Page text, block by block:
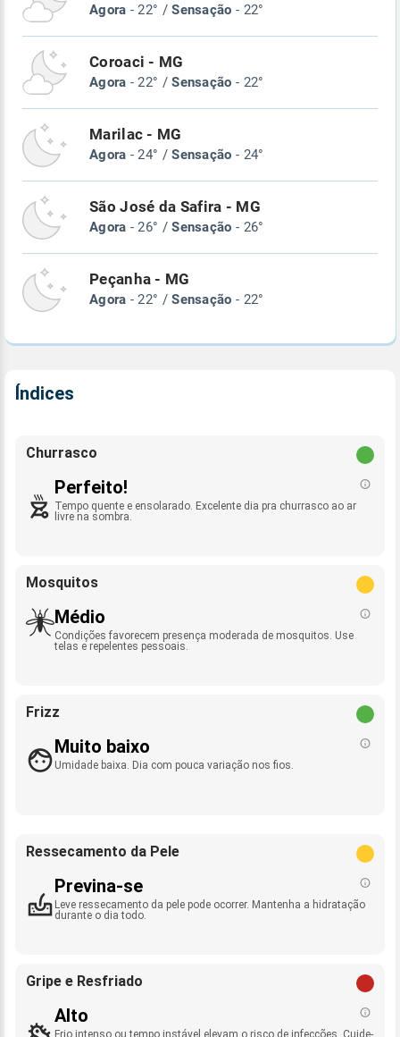
Agora - 22° /Sensação - 22°
Coroaci - MG
Agora - 22° /Sensação - 22°
Marilac - MG
Agora - 24° /Sensação - 24°
São José da Safira - MG
Agora - 26° /Sensação - 26°
Peçanha - MG
Agora - 22° /Sensação - 22°
Índices
Churrasco
Perfeito!
Tempo quente e ensolarado. Excelente dia pra churrasco ao ar
livre na sombra.
Mosquitos
Médio
Condições favorecem presença moderada de mosquitos. Use
telas e repelentes pessoais.
Frizz
Muito baixo
Umidade baixa. Dia com pouca variação nos fios.
Ressecamento da Pele
Previna-se
Leve ressecamento da pele pode ocorrer. Mantenha a hidratação
durante o dia todo.
Gripe e Resfriado
Alto
Frio intenso ou tempo instável elevam o risco de infecções. Cuide-